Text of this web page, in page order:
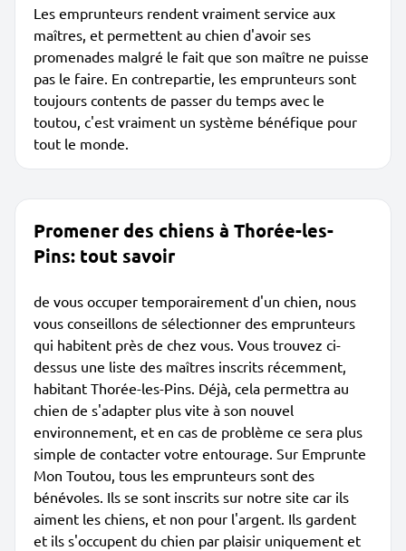
Les emprunteurs rendent vraiment service aux
maîtres, et permettent au chien d'avoir ses
promenades malgré le fait que son maître ne puisse
pas le faire. En contrepartie, les emprunteurs sont
toujours contents de passer du temps avec le
toutou, c'est vraiment un système bénéfique pour
tout le monde.
Promener des chiens à Thorée-les-
Pins: tout savoir
de vous occuper temporairement d'un chien, nous
vous conseillons de sélectionner des emprunteurs
qui habitent près de chez vous. Vous trouvez ci-
dessus une liste des maîtres inscrits récemment,
habitant Thorée-les-Pins. Déjà, cela permettra au
chien de s'adapter plus vite à son nouvel
environnement, et en cas de problème ce sera plus
simple de contacter votre entourage. Sur Emprunte
Mon Toutou, tous les emprunteurs sont des
bénévoles. Ils se sont inscrits sur notre site car ils
aiment les chiens, et non pour l'argent. Ils gardent
et ils s'occupent du chien par plaisir uniquement et